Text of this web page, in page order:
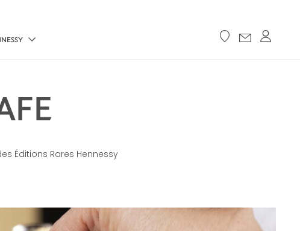
Éditions Rares Hennessy